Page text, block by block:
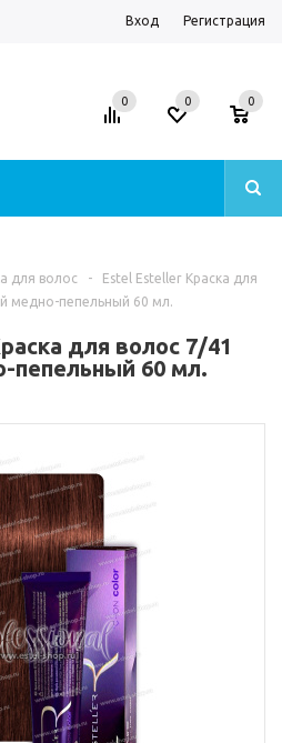
Вход Регистрация
0 0 0
для волос -
Estel Esteller Краска для
медно-пепельный 60 мл.
для волос 7/41
пепельный 60 мл.